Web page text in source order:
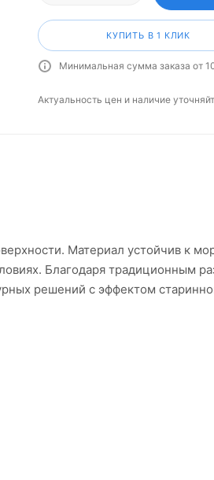
КУПИТЬ В 1 КЛИК
Минимальная сумма заказа от
Актуальность цен и наличие
Материал устойчив к
Благодаря традиционным
решений с эффектом